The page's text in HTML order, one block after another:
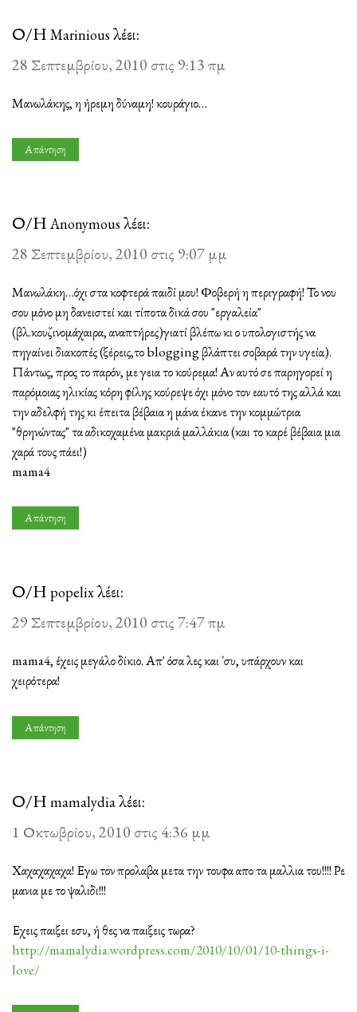
Ο/Η Marinious λέει:
28 Σεπτεμβρίου, 2010 στις 9:13 πμ
Μανωλάκης, η ήρεμη δύναμη! κουράγιο…
Απάντηση
Ο/Η Anonymous λέει:
28 Σεπτεμβρίου, 2010 στις 9:07 μμ
Μανωλάκη…όχι στα κοφτερά παιδί μου! Φοβερή η περιγραφή! Το νου
σου μόνο μη δανειστεί και τίποτα δικά σου "εργαλεία"
(βλ.κουζινομάχαιρα, αναπτήρες)γιατί βλέπω κι ο υπολογιστής να
πηγαίνει διακοπές (ξέρεις,το blogging βλάπτει σοβαρά την υγεία).
Πάντως, προς το παρόν, με γεια το κούρεμα! Αν αυτό σε παρηγορεί η
παρόμοιας ηλικίας κόρη φίλης κούρεψε όχι μόνο τον εαυτό της αλλά και
την αδελφή της κι έπειτα βέβαια η μάνα έκανε την κομμώτρια
"θρηνώντας" τα αδικοχαμένα μακριά μαλλάκια (και το καρέ βέβαια μια
χαρά τους πάει!)
mama4
Απάντηση
Ο/Η popelixλέει:
29 Σεπτεμβρίου, 2010 στις 7:47 πμ
mama4, έχεις μεγάλο δίκιο. Απ' όσα λες και ΄συ, υπάρχουν και
χειρότερα!
Απάντηση
Ο/Η mamalydiaλέει:
1 Οκτωβρίου, 2010 στις 4:36 μμ
Χαχαχαχαχα! Εγω τον προλαβα μετα την τουφα απο τα μαλλια του!!!! Ρε
μανια με το ψαλιδι!!!
Εχεις παιξει εσυ, ή θες να παιξεις τωρα?
http://mamalydia.wordpress.com/2010/10/01/10-things-i-
love/